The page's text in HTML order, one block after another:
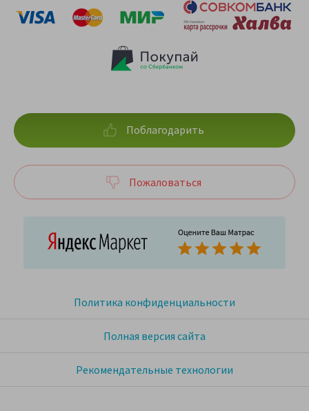
Политика конфиденциальности
Полная версия сайта
Рекомендательные технологии
Поблагодарить
Пожаловаться